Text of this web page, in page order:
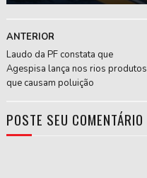
ANTERIOR
Laudo da PF constata que
Agespisa lança nos rios produtos
que causam poluição
POSTE SEU COMENTÁRIO